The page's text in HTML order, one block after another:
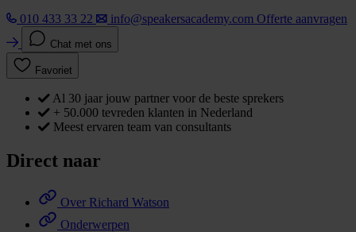
010 433 33 22
info@speakersacademy.com Offerte aanvragen
Chat met ons
Favoriet
Al 30 jaar jouw partner voor de beste sprekers
+ 50.000 tevreden klanten in Nederland
Meest ervaren team van consultants
Direct naar
Over Richard Watson
Onderwerpen